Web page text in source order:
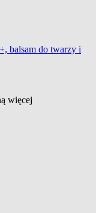
balsam do twarzy i
więcej